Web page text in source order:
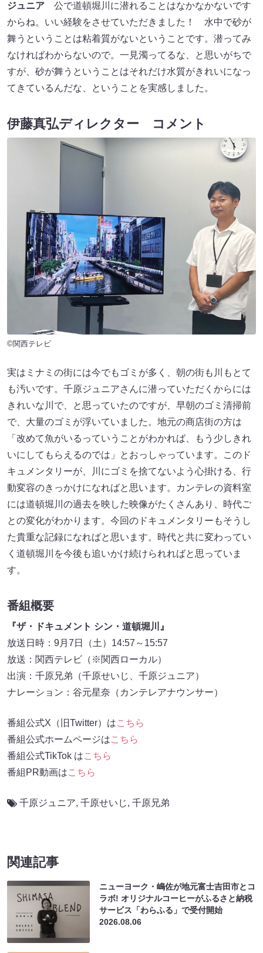
ジュニア 公で道頓堀川に潜れることはなかなかないです
からね。いい経験をさせていただきました！ 水中で砂が
舞うということは粘着質がないということです。潜ってみ
なければわからないので。一見濁ってるな、と思いがちで
すが、砂が舞うということはそれだけ水質がきれいになっ
てきているんだな、ということを実感しました。
伊藤真弘ディレクター コメント
©関西テレビ
実はミナミの街には今でもゴミが多く、朝の街も川もとて
も汚いです。千原ジュニアさんに潜っていただくからには
きれいな川で、と思っていたのですが、早朝のゴミ清掃前
で、大量のゴミが浮いていました。地元の商店街の方は
「改めて魚がいるっていうことがわかれば、もう少しきれ
いにしてもらえるのでは」とおっしゃっています。このド
キュメンタリーが、川にゴミを捨てないよう心掛ける、行
動変容のきっかけになればと思います。カンテレの資料室
には道頓堀川の過去を映した映像がたくさんあり、時代ご
との変化がわかります。今回のドキュメンタリーもそうし
た貴重な記録になればと思います。時代と共に変わってい
く道頓堀川を今後も追いかけ続けられればと思っていま
す。
番組概要
『ザ・ドキュメント シン・道頓堀川』
放送日時：9月7日（土）14:57～15:57
放送：関西テレビ（※関西ローカル）
出演：千原兄弟（千原せいじ、千原ジュニア）
ナレーション：谷元星奈（カンテレアナウンサー）
番組公式X（旧Twitter）はこちら
番組公式ホームページはこちら
番組公式TikTok はこちら
番組PR動画はこちら
千原ジュニア, 千原せいじ, 千原兄弟
関連記事
ニューヨーク・嶋佐が地元富士吉田市とコ
ラボ! オリジナルコーヒーがふるさと納税
サービス「わらふる」で受付開始
2026.08.06